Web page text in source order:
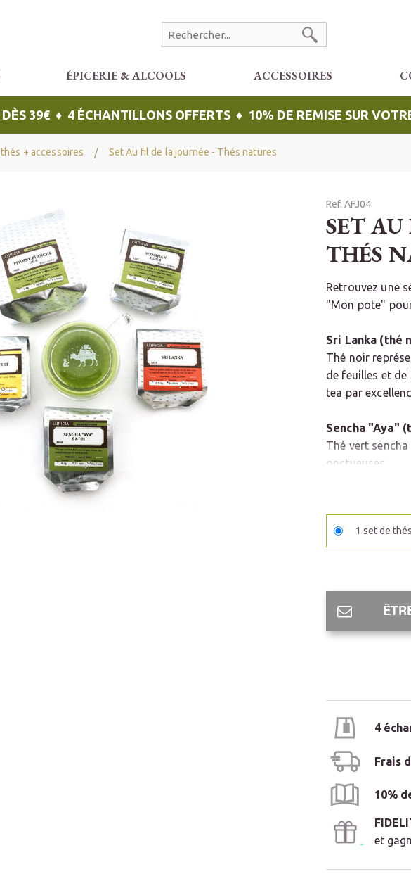
ÉPICERIE & ALCOOLS ACCESSOIRES
39€ ♦ 4 ÉCHANTILLONS OFFERTS ♦ 10% DE REMISE SUR
+ accessoires Set Au fil de la journée - Thés natures
Ref. AFJ04
SET AU
THÉS
Retrouvez une
"Mon pote"
Sri Lanka (thé
Thé noir
de feuilles et
tea par
Sencha "Aya"
Thé vert
onctueuses.
Superbe thé
grande
rafraîchissantes
Pivoine
Thé blanc
Rooibos vert
Mug
résistant à la
profond,
1 set de
4
Frais
10%
et